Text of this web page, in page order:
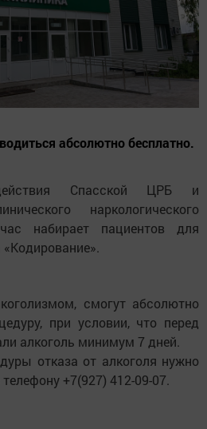
абсолютно бесплатно.
Спасской ЦРБ и
наркологического
набирает пациентов для
смогут абсолютно
при условии, что перед
алкоголь минимум 7 дней.
отказа от алкоголя нужно
+7(927) 412-09-07.